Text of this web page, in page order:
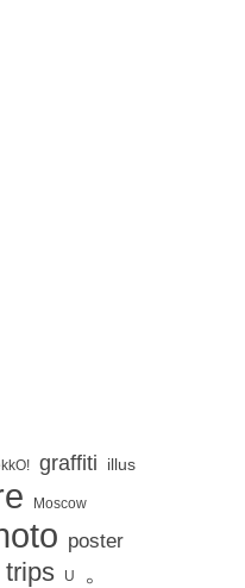
graffiti illus
Moscow
poster
trips U 。